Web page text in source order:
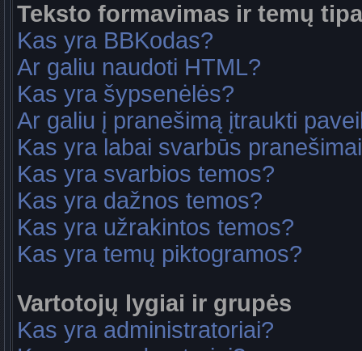
Teksto formavimas ir temų
Kas yra BBKodas?
Ar galiu naudoti HTML?
Kas yra šypsenėlės?
Ar galiu į pranešimą įtraukti
Kas yra labai svarbūs
Kas yra svarbios temos?
Kas yra dažnos temos?
Kas yra užrakintos temos?
Kas yra temų piktogramos?
Vartotojų lygiai ir grupės
Kas yra administratoriai?